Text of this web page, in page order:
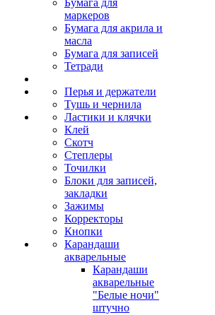
Бумага для
маркеров
Бумага для акрила и
масла
Бумага для записей
Тетради
Перья и держатели
Тушь и чернила
Ластики и клячки
Клей
Скотч
Степлеры
Точилки
Блоки для записей,
закладки
Зажимы
Корректоры
Кнопки
Карандаши
акварельные
Карандаши
акварельные
"Белые ночи"
штучно